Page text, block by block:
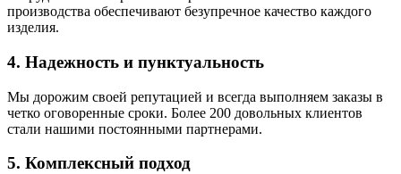
производства обеспечивают безупречное качество каждого
изделия.
4. Надежность и пунктуальность
Мы дорожим своей репутацией и всегда выполняем заказы в
четко оговоренные сроки. Более 200 довольных клиентов
стали нашими постоянными партнерами.
5. Комплексный подход